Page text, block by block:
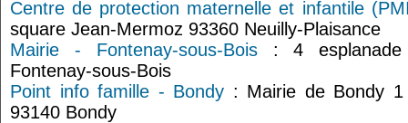
Centre de protection maternelle et infantile
square Jean-Mermoz 93360 Neuilly-Plaisance
Mairie - Fontenay-sous-Bois: 4 esplanade
Fontenay-sous-Bois
Point info famille - Bondy : Mairie de Bondy 1
93140 Bondy